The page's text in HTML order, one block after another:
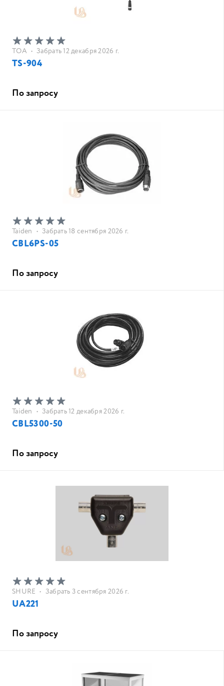
TOA • Забрать 12 декабря 2026 г.
TS-904
По запросу
Taiden • Забрать 18 сентября 2026 г.
CBL6PS-05
По запросу
Taiden • Забрать 12 декабря 2026 г.
CBL5300-50
По запросу
SHURE • Забрать 3 сентября 2026 г.
UA221
По запросу